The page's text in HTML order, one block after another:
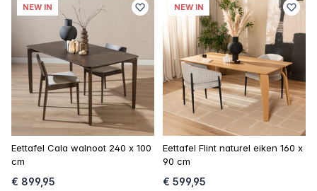
NEW IN
Eettafel Cala walnoot 240 x 100
cm
€ 899,95
NEW IN
Eettafel Flint naturel eiken 160 x
90 cm
€ 599,95